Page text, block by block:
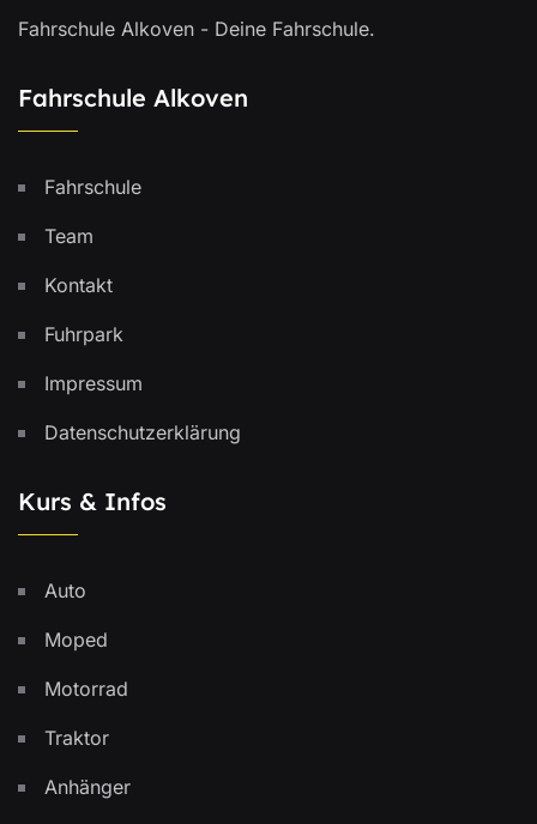
Fahrschule Alkoven - Deine Fahrschule.
Fahrschule Alkoven
Fahrschule
Team
Kontakt
Fuhrpark
Impressum
Datenschutzerklärung
Kurs & Infos
Auto
Moped
Motorrad
Traktor
Anhänger